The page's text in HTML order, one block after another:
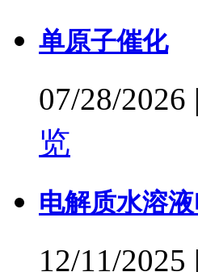
单原子催化
07/28/2026 |
览
电解质水溶
12/11/2025 |